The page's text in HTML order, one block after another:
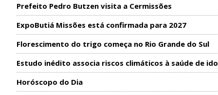
Prefeito Pedro Butzen visita a Cermissões
ExpoButiá Missões está confirmada para 2027
Florescimento do trigo começa no Rio Grande do Sul
Estudo inédito associa riscos climáticos à saúde de
Horóscopo do Dia